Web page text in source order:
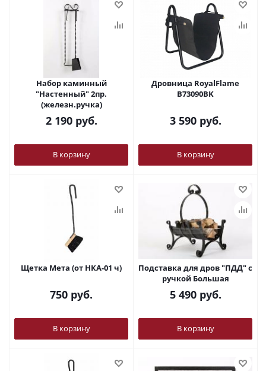
Набор каминный
"Настенный" 2пр.
(железн.ручка)
2 190руб.
В корзину
Дровница RoyalFlame
B73090BK
3 590руб.
В корзину
Щетка Мета (от НКА-01 ч)
750 руб.
В корзину
Подставка для дров "ПДД" с
ручкой Большая
5 490руб.
В корзину